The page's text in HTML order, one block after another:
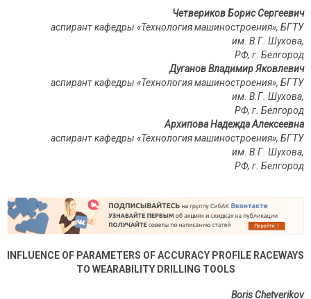
Четвериков Борис Сергеевич
аспирант кафедры «Технология машиностроения», БГТУ
им. В.Г. Шухова,
РФ, г. Белгород
Дуганов Владимир Яковлевич
аспирант кафедры «Технология машиностроения», БГТУ
им. В.Г. Шухова,
РФ, г. Белгород
Архипова Надежда Алексеевна
аспирант кафедры «Технология машиностроения», БГТУ
им. В.Г. Шухова,
РФ, г. Белгород
INFLUENCE OF PARAMETERS OF ACCURACY PROFILE RACEWAYS
TO WEARABILITY DRILLING TOOLS
Boris Chetverikov